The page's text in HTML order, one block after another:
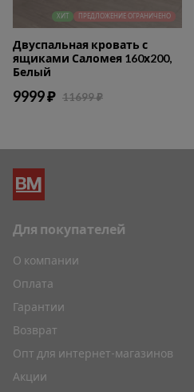
ХИТ ПРЕДЛОЖЕНИЕ ОГРАНИЧЕНО
Двуспальная кровать с
ящиками Саломея 160х200,
Белый
9999 ₽ 11699 ₽
Для покупателей
О компании
Оплата
Гарантии
Возврат
Опт для интернет-магазинов
Акции